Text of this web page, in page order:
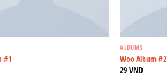
#1
ALBUMS
Woo Album #2
29VND